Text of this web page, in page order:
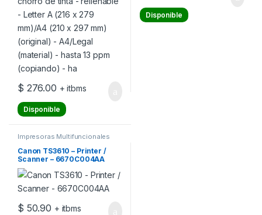
$ 276.00 + itbms
Disponible
Disponible
Impresoras Multifuncionales
Canon TS3610 – Printer /
Scanner – 6670C004AA
$ 50.90 + itbms